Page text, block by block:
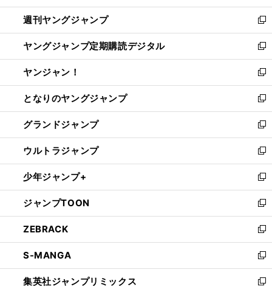
開
く
ウ
で
開
く
ン
ド
ウ
で
開
く
ウ
ィ
ン
ド
ウ
で
開
く
週刊ヤングジャンプ
新
し
い
ウ
ィ
ン
ド
ウ
で
開
く
ヤングジャンプ定期購読デジタル
新
し
い
ウ
ィ
ン
ド
ウ
で
開
く
ヤンジャン！
新
し
い
ウ
ィ
ン
ド
ウ
で
開
く
となりのヤングジャンプ
新
し
い
ウ
ィ
ン
ド
ウ
で
開
く
グランドジャンプ
新
し
い
ウ
ィ
ン
ド
ウ
で
開
く
ウルトラジャンプ
新
し
い
ウ
ィ
ン
ド
ウ
で
開
く
少年ジャンプ+
新
し
い
ウ
ィ
ン
ド
ウ
で
ジャンプTOON
新
し
い
ウ
ィ
ン
ド
ZEBRACK
新
し
い
ウ
ィ
S-MANGA
新
し
い
集英社ジャンプリミックス
新